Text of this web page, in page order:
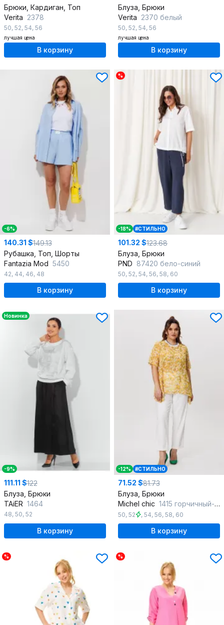
Брюки, Кардиган, Топ
Verita 2378
50, 52, 54, 56
лучшая цена
В корзину
Блуза, Брюки
Verita 2370 белый
50, 52, 54, 56
лучшая цена
В корзину
-6%
140.31 $149.13
Рубашка, Топ, Шорты
Fantazia Mod 5450
42, 44, 46, 48
В корзину
%
-18% #СТИЛЬНО
101.32 $123.68
Блуза, Брюки
PND 87420 бело-синий
50, 52, 54, 56, 58, 60
В корзину
Новинка
-9%
111.11 $122
Блуза, Брюки
TAiER 1464
48, 50, 52
В корзину
-12% #СТИЛЬНО
71.52 $81.73
Блуза, Брюки
Michel chic 1415 горчичный-белый
50, 52 , 54, 56, 58, 60
В корзину
% %